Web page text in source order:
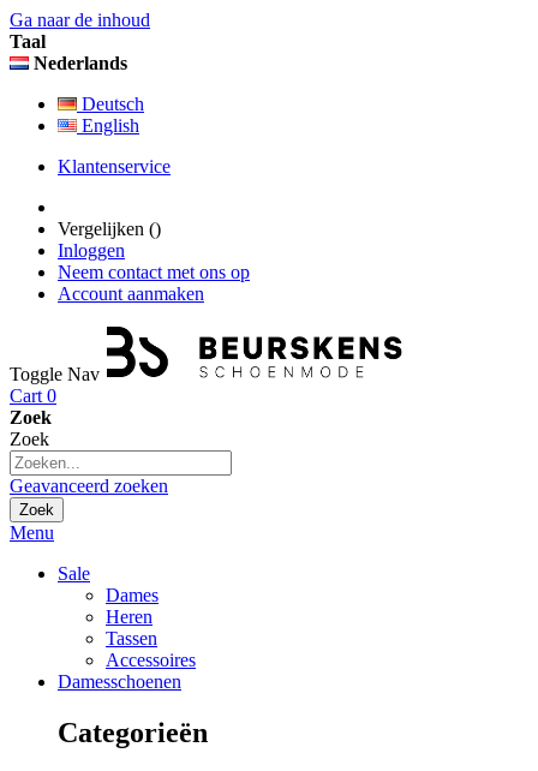
Ga naar de inhoud
Taal
Nederlands
Deutsch
English
Klantenservice
Vergelijken ()
Inloggen
Neem contact met ons op
Account aanmaken
Toggle Nav
Cart 0
Zoek
Zoek
Geavanceerd zoeken
Zoek
Menu
Sale
Dames
Heren
Tassen
Accessoires
Damesschoenen
Categorieën